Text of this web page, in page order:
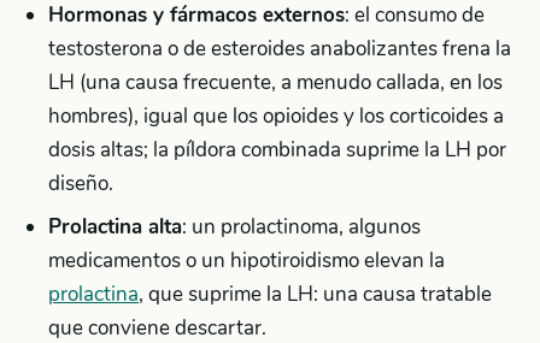
Hormonas y fármacos externos: el consumo de
testosterona o de esteroides anabolizantes frena la
LH (una causa frecuente, a menudo callada, en los
hombres), igual que los opioides y los corticoides a
dosis altas; la píldora combinada suprime la LH por
diseño.
Prolactina alta: un prolactinoma, algunos
medicamentos o un hipotiroidismo elevan la
prolactina, que suprime la LH: una causa tratable
que conviene descartar.